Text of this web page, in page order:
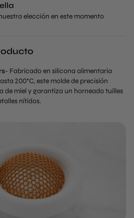
elección en este momento
- Fabricado en silicona alimentaria
200°C, este molde de precisión
de miel y garantiza un horneado tuilles
nítidos.